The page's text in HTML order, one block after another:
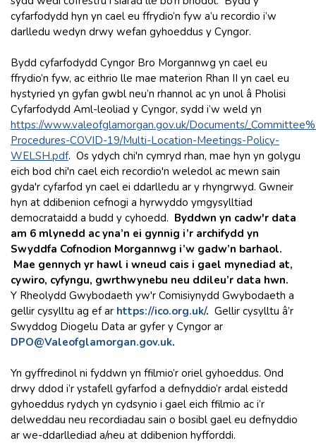
cyfarfodydd hyn yn cael eu ffrydio’n fyw a’u recordio i’w
darlledu wedyn drwy wefan gyhoeddus y Cyngor.
Bydd cyfarfodydd Cyngor Bro Morgannwg yn cael eu
ffrydio’n fyw, ac eithrio lle mae materion Rhan II yn cael eu
hystyried yn gyfan gwbl neu’n rhannol ac yn unol â Pholisi
Cyfarfodydd Aml-leoliad y Cyngor, sydd i’w weld yn
https://www.valeofglamorgan.gov.uk/Documents/
Procedures-COVID-19/Multi-Location-Meetings-Policy-
WELSH.pdf. Os ydych chi'n cymryd rhan, mae hyn yn golygu
eich bod chi'n cael eich recordio'n weledol ac mewn sain
gyda'r cyfarfod yn cael ei ddarlledu ar y rhyngrwyd. Gwneir
hyn at ddibenion cefnogi a hyrwyddo ymgysylltiad
democrataidd a budd y cyhoedd. Byddwn yn cadw'r data
am 6 mlynedd ac yna’n ei gynnig i’r archifydd yn
Swyddfa Cofnodion Morgannwg i’w gadw’n barhaol.
Mae gennych yr hawl i wneud cais i gael mynediad at,
cywiro, cyfyngu, gwrthwynebu neu ddileu’r data hwn.
Y Rheolydd Gwybodaeth yw'r Comisiynydd Gwybodaeth a
gellir cysylltu ag ef ar https://ico.org.uk/. Gellir cysylltu â’r
Swyddog Diogelu Data ar gyfer y Cyngor ar
DPO@Valeofglamorgan.gov.uk.
Yn gyffredinol ni fyddwn yn ffilmio’r oriel gyhoeddus. Ond
drwy ddod i’r ystafell gyfarfod a defnyddio’r ardal eistedd
gyhoeddus rydych yn cydsynio i gael eich ffilmio ac i’r
delweddau neu recordiadau sain o bosibl gael eu defnyddio
ar we-ddarllediad a/neu at ddibenion hyfforddi.